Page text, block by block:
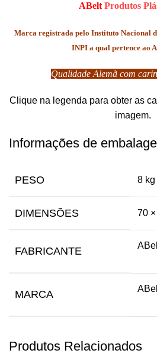
ABelt Produtos
Marca registrada pelo Instituto Nacional
INPI a qual pertence ao
Qualidade Alemã com
Clique na legenda para obter as
imagem.
Informações de
PESO 8 kg
DIMENSÕES 70
FABRICANTE
MARCA
Produtos Relacionados